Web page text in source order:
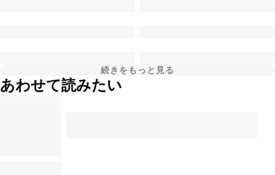
続きをもっと見る
あわせて読みたい